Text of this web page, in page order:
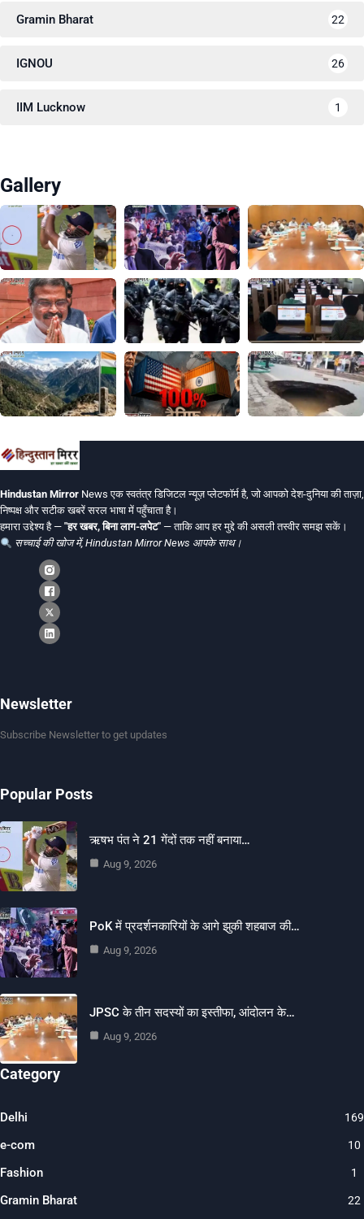
Gramin Bharat 22
IGNOU 26
IIM Lucknow 1
Gallery
Hindustan Mirror News एक स्वतंत्र डिजिटल न्यूज़ प्लेटफॉर्म है, जो आपको देश-दुनिया की ताज़ा,
निष्पक्ष और सटीक खबरें सरल भाषा में पहुँचाता है।
हमारा उद्देश्य है — "हर खबर, बिना लाग-लपेट" — ताकि आप हर मुद्दे की असली तस्वीर समझ सकें।
सच्चाई की खोज में, Hindustan Mirror News आपके साथ।
Newsletter
Subscribe Newsletter to get updates
Popular Posts
ऋषभ पंत ने 21 गेंदों तक नहीं बनाया…
Aug 9, 2026
PoK में प्रदर्शनकारियों के आगे झुकी शहबाज की…
Aug 9, 2026
JPSC के तीन सदस्यों का इस्तीफा, आंदोलन के…
Aug 9, 2026
Category
Delhi
e-com 10
Fashion 1
Gramin Bharat 22